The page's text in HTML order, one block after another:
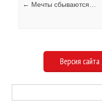
Навигация по записям
← Мечты сбываются…
Версия